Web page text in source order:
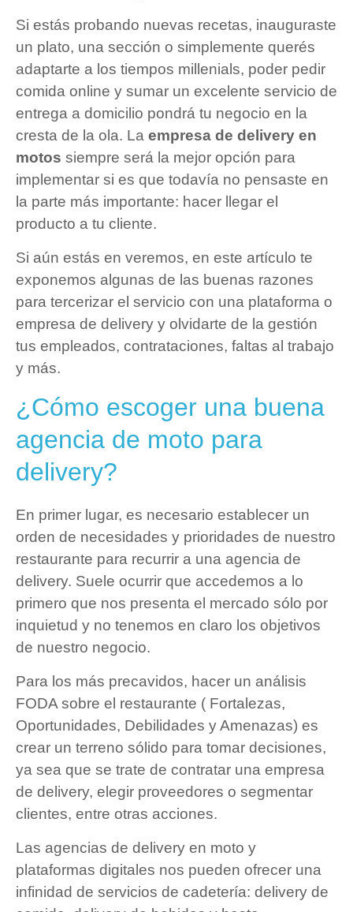
Si estás probando nuevas recetas, inauguraste
un plato, una sección o simplemente querés
adaptarte a los tiempos millenials, poder pedir
comida online y sumar un excelente servicio de
entrega a domicilio pondrá tu negocio en la
cresta de la ola. La empresa de delivery en
motos siempre será la mejor opción para
implementar si es que todavía no pensaste en
la parte más importante: hacer llegar el
producto a tu cliente.
Si aún estás en veremos, en este artículo te
exponemos algunas de las buenas razones
para tercerizar el servicio con una plataforma o
empresa de delivery y olvidarte de la gestión
tus empleados, contrataciones, faltas al trabajo
y más.
¿Cómo escoger una buena
agencia de moto para
delivery?
En primer lugar, es necesario establecer un
orden de necesidades y prioridades de nuestro
restaurante para recurrir a una agencia de
delivery. Suele ocurrir que accedemos a lo
primero que nos presenta el mercado sólo por
inquietud y no tenemos en claro los objetivos
de nuestro negocio.
Para los más precavidos, hacer un análisis
FODA sobre el restaurante ( Fortalezas,
Oportunidades, Debilidades y Amenazas) es
crear un terreno sólido para tomar decisiones,
ya sea que se trate de contratar una empresa
de delivery, elegir proveedores o segmentar
clientes, entre otras acciones.
Las agencias de delivery en moto y
plataformas digitales nos pueden ofrecer una
infinidad de servicios de cadetería: delivery de